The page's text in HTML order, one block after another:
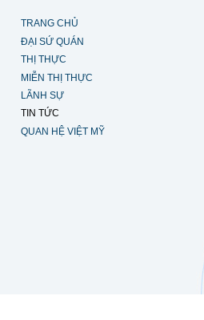
TRANG CHỦ
ĐẠI SỨ QUÁN
THỊ THỰC
MIỄN THỊ THỰC
LÃNH SỰ
TIN TỨC
QUAN HỆ VIỆT MỸ